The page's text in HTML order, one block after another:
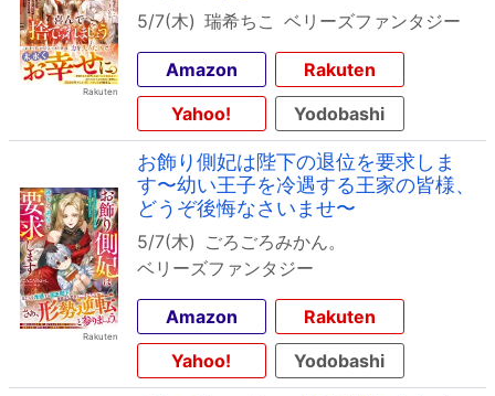
5/7(木) 瑞希ちこ ベリーズファンタジー
Amazon
Rakuten
Yahoo!
Yodobashi
お飾り側妃は陛下の退位を要求しま
す〜幼い王子を冷遇する王家の皆様、
どうぞ後悔なさいませ〜
5/7(木) ごろごろみかん。
ベリーズファンタジー
Amazon
Rakuten
Yahoo!
Yodobashi